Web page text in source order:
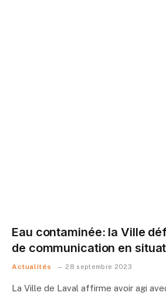
Eau contaminée: la Ville
de communication en
Actualités 28 septembre 2023
La Ville de Laval affirme avoir agi